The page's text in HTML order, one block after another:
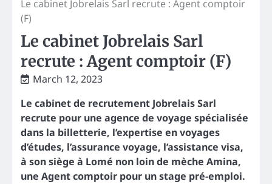
Le cabinet Jobrelais Sarl recrute : Agent comptoir
(F)
Le cabinet Jobrelais Sarl
recrute : Agent comptoir (F)
March 12, 2023
Le cabinet de recrutement Jobrelais Sarl
recrute pour une agence de voyage spécialisée
dans la billetterie, l’expertise en voyages
d’études, l’assurance voyage, l’assistance visa,
à son siège à Lomé non loin de mèche Amina,
une Agent comptoir pour un stage pré-emploi.